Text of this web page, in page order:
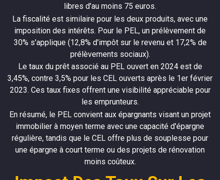
libres d'au moins 75 euros.
La fiscalité est similaire pour les deux produits, avec une
imposition des intérêts. Pour le PEL, un prélèvement de
30% s'applique (12,8% d'impôt sur le revenu et 17,2% de
prélèvements sociaux).
Le taux du prêt associé au PEL ouvert en 2024 est de
3,45%, contre 3,5% pour les CEL ouverts après le 1er février
2023. Ces taux fixes offrent une visibilité appréciable pour
les emprunteurs.
En résumé, le PEL convient aux épargnants visant un projet
immobilier à moyen terme avec une capacité d'épargne
régulière, tandis que le CEL offre plus de souplesse pour
une épargne à court terme ou des projets de rénovation
moins coûteux.